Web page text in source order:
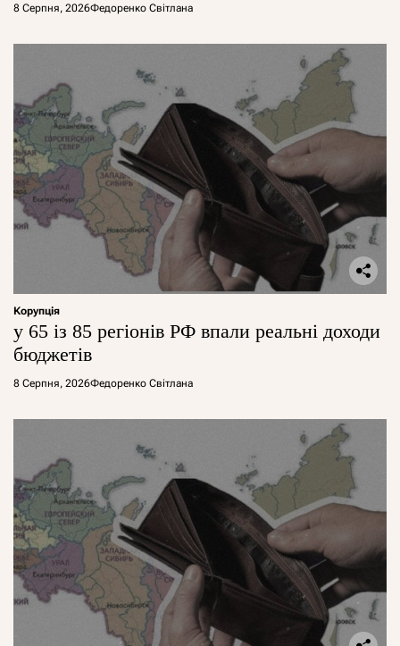
8 Серпня, 2026Федоренко Світлана
Корупція
у 65 із 85 регіонів РФ впали реальні доходи
бюджетів
8 Серпня, 2026Федоренко Світлана